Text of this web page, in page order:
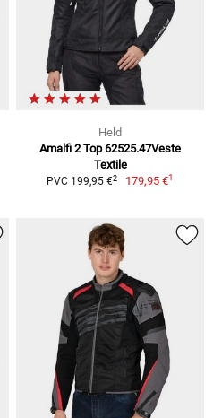
Held
Amalfi 2 Top 62525.47Veste
Textile
PVC 199,95 €2 179,95 €1